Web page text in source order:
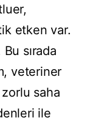
etken var.
sırada
veteriner
saha
ile